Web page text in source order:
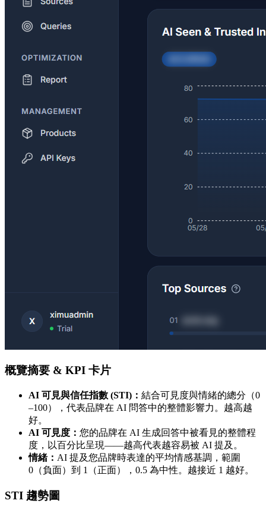
概覽摘要 & KPI 卡片
AI 可見與信任指數 (STI)： 結合可見度與情緒的總分（0
–100），代表品牌在 AI 問答中的整體影響力。越高越
好。
AI 可見度： 您的品牌在 AI 生成回答中被看見的整體程
度，以百分比呈現——越高代表越容易被 AI 提及。
情緒： AI 提及您品牌時表達的平均情感基調，範圍
0（負面）到 1（正面），0.5 為中性。越接近 1 越好。
STI 趨勢圖